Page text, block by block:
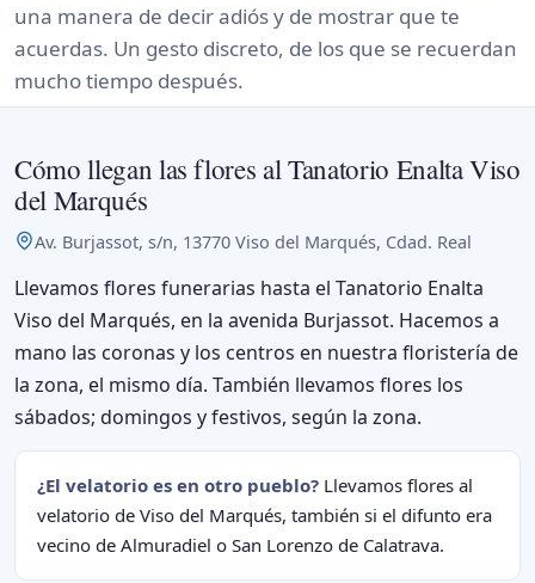
una manera de decir adiós y de mostrar que te
acuerdas. Un gesto discreto, de los que se recuerdan
mucho tiempo después.
Cómo llegan las flores al Tanatorio Enalta Viso
del Marqués
Av. Burjassot, s/n, 13770 Viso del Marqués, Cdad. Real
Llevamos flores funerarias hasta el Tanatorio Enalta
Viso del Marqués, en la avenida Burjassot. Hacemos a
mano las coronas y los centros en nuestra floristería de
la zona, el mismo día. También llevamos flores los
sábados; domingos y festivos, según la zona.
¿El velatorio es en otro pueblo? Llevamos flores al
velatorio de Viso del Marqués, también si el difunto era
vecino de Almuradiel o San Lorenzo de Calatrava.